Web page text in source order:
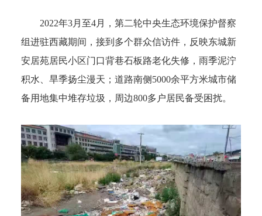
2022年3月至4月，第二轮中央生态环境保护督察
组进驻西藏期间，接到多个群众信访件，反映东城新
安居苑居民小区门口背巷石板路老化失修，雨季泥泞
积水、旱季扬尘漫天；道路南侧5000余平方米城市储
备用地集中堆存垃圾，周边800多户居民备受困扰。